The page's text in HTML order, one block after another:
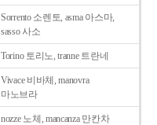
Sorrento 소렌토, asma 아스마,
sasso 사소
Torino 토리노, tranne 트란네
Vivace 비바체, manovra
마노브라
nozze 노체, mancanza 만칸차